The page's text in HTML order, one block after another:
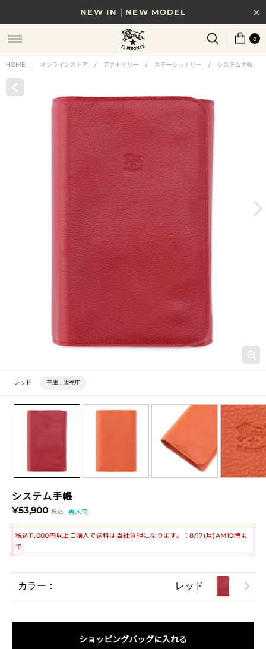
NEW IN｜NEW MODEL
8/17(月)10時まで｜税込11,000円以上で送料無料
贈る相手やシーンから選べる、新しいギフトガイド
0
HOME | オンラインストア / アクセサリー / ステーショナリー / システム手帳
システム手帳
¥53,900 税込 再入荷
税込11,000円以上ご購入で送料は当社負担になります。：8/17(月)AM10時ま
で
レッド 在庫 : 販売中
カラー： レッド
ショッピングバッグに入れる